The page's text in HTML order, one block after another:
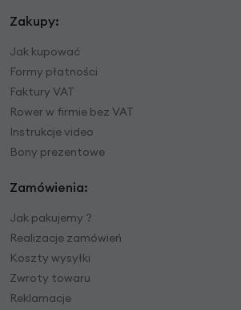
Zakupy:
Jak kupować
Formy płatności
Faktury VAT
Rower w firmie bez VAT
Instrukcje video
Bony prezentowe
Zamówienia:
Jak pakujemy ?
Realizacje zamówień
Koszty wysyłki
Zwroty towaru
Reklamacje